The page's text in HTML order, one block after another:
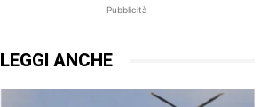
Pubblicità
LEGGI ANCHE